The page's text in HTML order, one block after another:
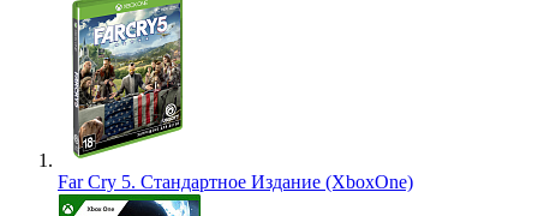
Far Cry 5. Стандартное Издание (XboxOne)